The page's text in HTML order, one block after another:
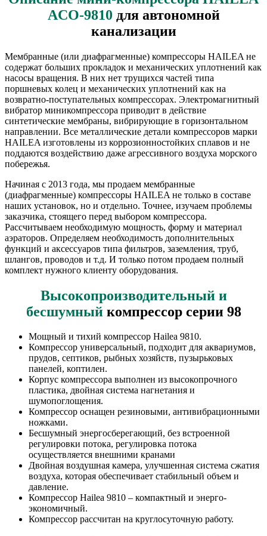
ACO-9810 для автономной
канализации
Мембранные (или диафрагменные) компрессоры HAILEA не
содержат больших прокладок и механических уплотнений как
насосы вращения. В них нет трущихся частей типа
поршневых колец и механических уплотнений как на
возвратно-поступательных компрессорах. Электромагнитный
вибратор миникомпрессора приводит в действие
синтетические мембраны, вибрирующие в горизонтальном
направлении. Все металлические детали компрессоров марки
HAILEA изготовлены из коррозионностойких сплавов и не
поддаются воздействию даже агрессивного воздуха морского
побережья.
Начиная с 2013 года, мы продаем мембранные
(диафрагменные) компрессоры HAILEA не только в составе
наших установок, но и отдельно. Точнее, изучаем проблемы
заказчика, стоящего перед выбором компрессора.
Рассчитываем необходимую мощность, форму и материал
аэраторов. Определяем необходимость дополнительных
функций и аксессуаров типа фильтров, заземления, труб,
шлангов, проводов и т.д. И только потом продаем полный
комплект нужного клиенту оборудования.
Высокопроизводительный и
бесшумныйкомпрессор серии 98
Мощный и тихий компрессор Hailea 9810.
Компрессор универсальный, подходит для аквариумов,
прудов, септиков, рыбных хозяйств, пузырьковых
панелей, коптилен.
Корпус компрессора выполнен из высокопрочного
пластика, двойная система нагнетания и
шумопоглощения.
Компрессор оснащен резиновыми, антивибрационными
ножками.
Бесшумный энергосберегающий, без встроенной
регулировки потока, регулировка потока
осуществляется внешними кранами
Двойная воздушная камера, улучшенная система сжатия
воздуха, которая обеспечивает стабильный объем и
давление.
Компрессор Hailea 9810 – компактный и энерго-
экономичный.
Компрессор рассчитан на круглосуточную работу.